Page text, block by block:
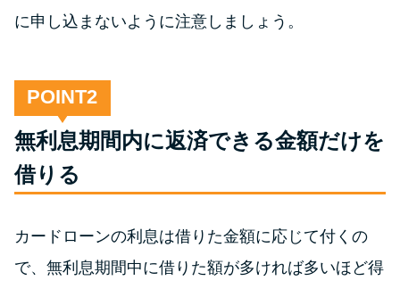
街金とは？絶対審査通る？借金
質屋でお金を借りるには？年利
やシステムをカードローンと比
未成年でもお金を借りられる？
る？
に申し込まないように注意しましょう。
POINT
無利息期間内に返済できる金額だけを
借りる
カードローンの利息は借りた金額に応じて付くの
で、無利息期間中に借りた額が多ければ多いほど得